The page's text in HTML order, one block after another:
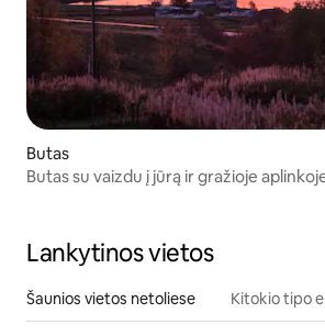
Butas
Butas su vaizdu į jūrą ir gražioje
Lankytinos vietos
Šaunios vietos netoliese Kitokio tipo